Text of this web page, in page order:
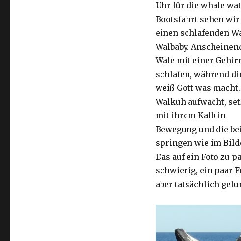
Uhr für die whale
Bootsfahrt sehen
einen schlafenden
Walbaby.
Wale mit einer
schlafen, während
weiß Gott was
Walkuh aufwacht,
mit ihrem Kalb in
Bewegung und die
springen wie im
Das auf ein Foto zu
schwierig, ein paar
aber tatsächlich